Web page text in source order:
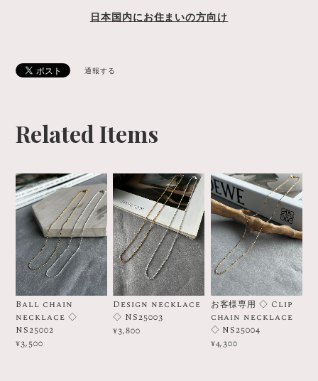
日本国内にお住まいの方向け
通報する
Related Items
Ball chain
necklace ◇
NS25002
¥3,500
Design necklace
◇ NS25003
¥3,800
お客様専用 ◇ Clip
chain necklace
◇ NS25004
¥4,300